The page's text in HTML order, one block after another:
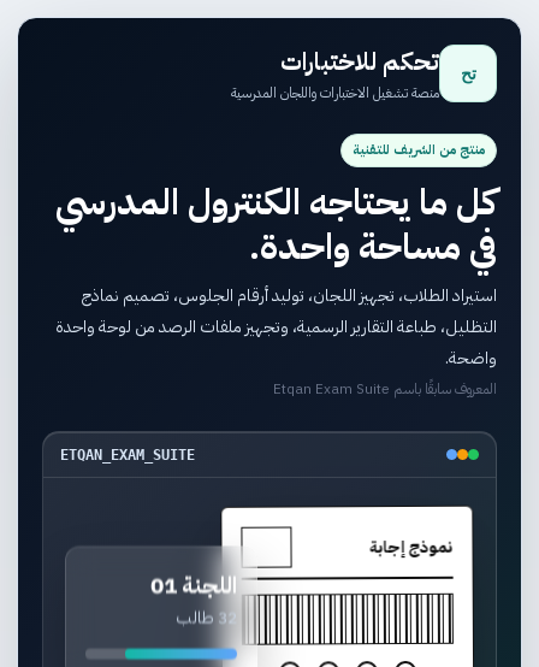
تح تحكم للاختبارات
منصة تشغيل الاختبارات واللجان المدرسية
منتج من الشريف للتقنية
كل ما يحتاجه الكنترول المدرسي
في مساحة واحدة.
استيراد الطلاب، تجهيز اللجان، توليد أرقام الجلوس، تصميم نماذج
التظليل، طباعة التقارير الرسمية، وتجهيز ملفات الرصد من لوحة واحدة
واضحة.
المعروف سابقًا باسم Etqan Exam Suite
ETQAN_EXAM_SUITE
نموذج إجابة
اللجنة 01
32 طالب